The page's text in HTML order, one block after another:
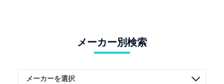
メーカー別検索